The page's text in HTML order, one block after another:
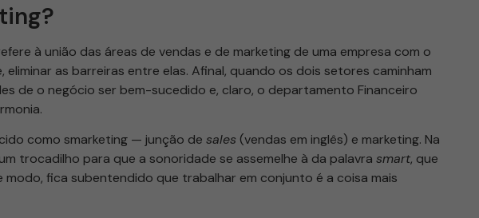
à união das áreas de vendas e de marketing de uma empresa com o
eliminar as barreiras entre elas. Afinal, quando os dois setores caminham
de o negócio ser bem-sucedido e, claro, o departamento Financeiro
como smarketing — junção de sales (vendas em inglês) e marketing. Na
trocadilho para que a sonoridade se assemelhe à da palavra smart, que
modo, fica subentendido que trabalhar em conjunto é a coisa mais